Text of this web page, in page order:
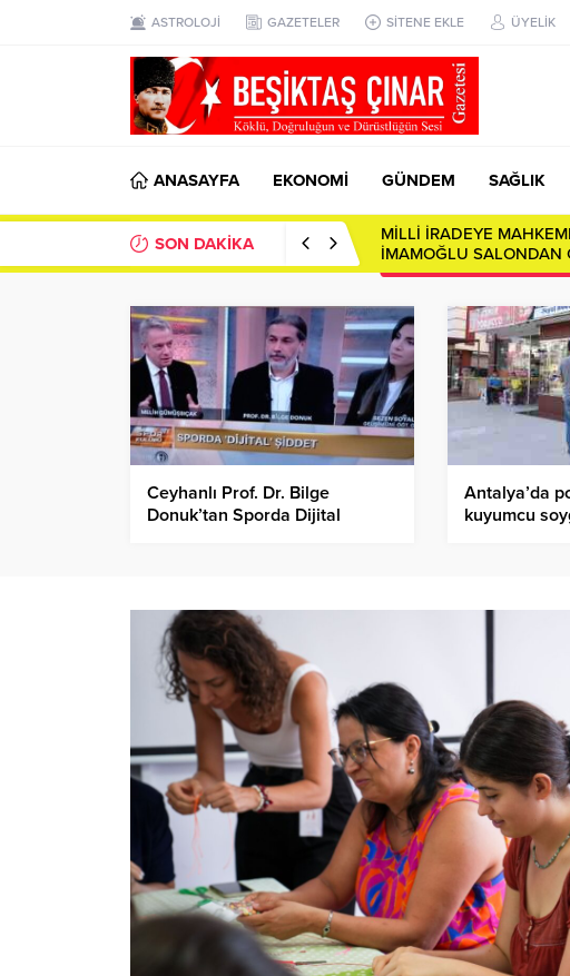
ASTROLOJİ GAZETELER SİTENE EKLE ÜYELİK
ANASAYFA EKONOMİ GÜNDEM SAĞLIK
SON DAKİKA
MİLLİ İRADEYE
İMAMOĞLU SALONDAN
Ceyhanlı Prof. Dr. Bilge
Donuk’tan Sporda Dijital
Antalya’da
kuyumcu